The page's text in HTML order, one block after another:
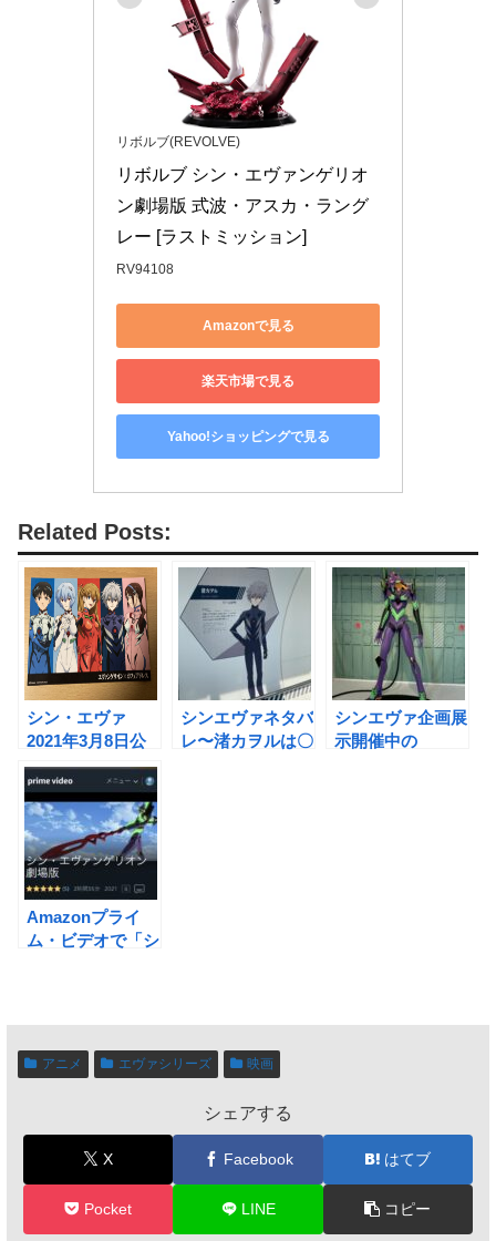
リボルブ(REVOLVE)
リボルブ シン・エヴァンゲリオ
ン劇場版 式波・アスカ・ラング
レー [ラストミッション]
RV94108
Amazonで見る
楽天市場で見る
Yahoo!ショッピングで見る
Related Posts:
シン・エヴァ
2021年3月8日公
開決定(エヴァ初
心者が観る前に準
備すること)
シンエヴァネタバ
レ〜渚カヲルは〇
シンエヴァ企画展
示開催中の
Amazonプライ
ム・ビデオで「シ
アニメ エヴァシリーズ 映画
シェアする
X Facebook はてブ
Pocket LINE コピー